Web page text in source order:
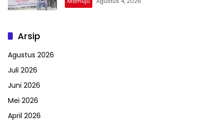
Arsip
Agustus 2026
Juli 2026
Juni 2026
Mei 2026
April 2026